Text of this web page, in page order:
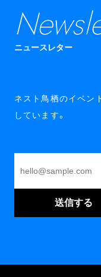
ニュースレター
ネスト鳥栖のイベン
しています。